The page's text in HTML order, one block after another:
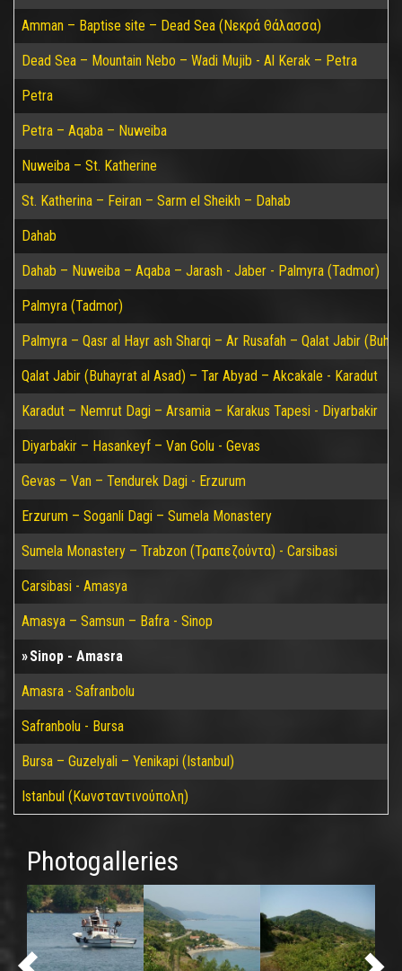
Amman – Baptise site – Dead Sea (Νεκρά Θάλασσα)
Dead Sea – Mountain Nebo – Wadi Mujib - Al Kerak – Petra
Petra
Petra – Aqaba – Nuweiba
Nuweiba – St. Katherine
St. Katherina – Feiran – Sarm el Sheikh – Dahab
Dahab
Dahab – Nuweiba – Aqaba – Jarash - Jaber - Palmyra (Tadmor)
Palmyra (Tadmor)
Palmyra – Qasr al Hayr ash Sharqi – Ar Rusafah – Qalat Jabir
Qalat Jabir (Buhayrat al Asad) – Tar Abyad – Akcakale - Karadut
Karadut – Nemrut Dagi – Arsamia – Karakus Tapesi - Diyarbakir
Diyarbakir – Hasankeyf – Van Golu - Gevas
Gevas – Van – Tendurek Dagi - Erzurum
Erzurum – Soganli Dagi – Sumela Monastery
Sumela Monastery – Trabzon (Τραπεζούντα) - Carsibasi
Carsibasi - Amasya
Amasya – Samsun – Bafra - Sinop
Sinop - Amasra
Amasra - Safranbolu
Safranbolu - Bursa
Bursa – Guzelyali – Yenikapi (Istanbul)
Istanbul (Κωνσταντινούπολη)
Photogalleries